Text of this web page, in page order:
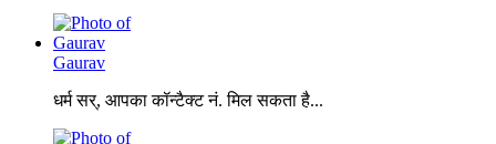
Gaurav
धर्म सर्, आपका कॉन्टैक्ट नं. मिल सकता है...